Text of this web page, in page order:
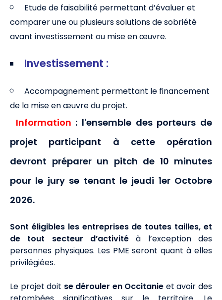
Etude de faisabilité permettant d’évaluer et
comparer une ou plusieurs solutions de sobriété
avant investissement ou mise en œuvre.
Investissement :
Accompagnement permettant le financement
de la mise en œuvre du projet.
Information : l'ensemble des porteurs de
projet participant à cette opération
devront préparer un pitch de 10 minutes
pour le jury se tenant le jeudi 1er Octobre
2026.
Sont éligibles les entreprises de toutes tailles, et
de tout secteur d’activitéà l’exception des
personnes physiques. Les PME seront quant à elles
privilégiées.
Le projet doit se dérouler en Occitanie et avoir des